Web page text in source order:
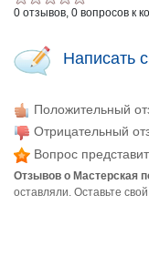
0 отзывов, 0 вопросов к
Написать
Положительный
Отрицательный
Вопрос
Отзывов о Мастерская
оставляли. Оставьте